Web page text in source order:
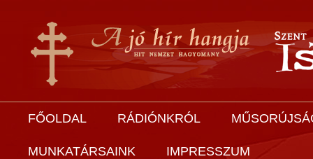
FŐOLDAL RÁDIÓNKRÓL
MUNKATÁRSAINK IMPRESSZUM